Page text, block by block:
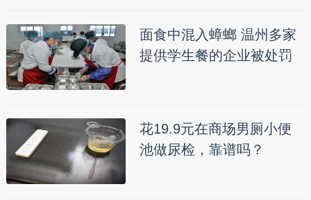
面食中混入蟑螂 温州多家
提供学生餐的企业被处罚
花19.9元在商场男厕小便
池做尿检，靠谱吗？